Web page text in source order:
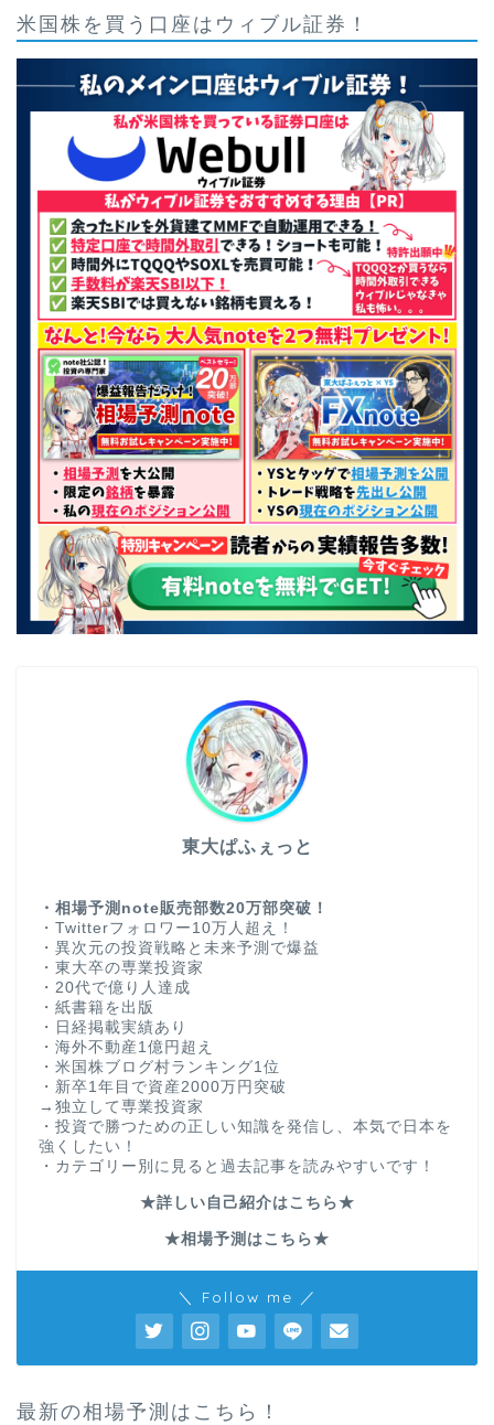
米国株を買う口座はウィブル証券！
東大ぱふぇっと
・相場予測note販売部数20万部突破！
・Twitterフォロワー10万人超え！
・異次元の投資戦略と未来予測で爆益
・東大卒の専業投資家
・20代で億り人達成
・紙書籍を出版
・日経掲載実績あり
・海外不動産1億円超え
・米国株ブログ村ランキング1位
・新卒1年目で資産2000万円突破
→独立して専業投資家
・投資で勝つための正しい知識を発信し、本気で日本を
強くしたい！
・カテゴリー別に見ると過去記事を読みやすいです！
★詳しい自己紹介はこちら★
★相場予測はこちら★
＼ Follow me ／
最新の相場予測はこちら！